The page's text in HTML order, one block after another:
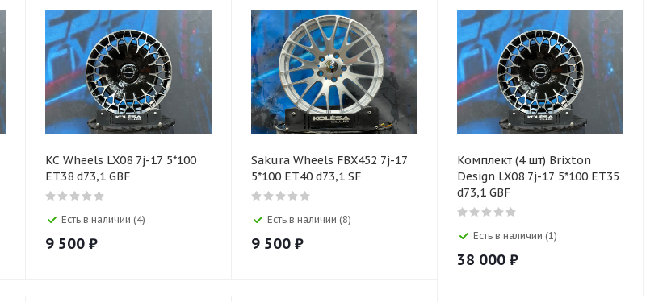
KC Wheels LX08 7j-17 5*100
ET38 d73,1 GBF
Есть в наличии (4)
9 500 ₽
Sakura Wheels FBX452 7j-17
5*100 ET40 d73,1 SF
Есть в наличии (8)
9 500 ₽
Комплект (4 шт) Brixton
Design LX08 7j-17 5*100 ET35
d73,1 GBF
Есть в наличии (1)
38 000 ₽